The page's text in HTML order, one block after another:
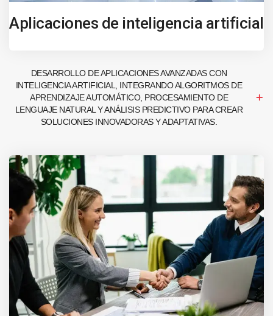
Aplicaciones de inteligencia artificial
DESARROLLO DE APLICACIONES AVANZADAS CON
INTELIGENCIA ARTIFICIAL, INTEGRANDO ALGORITMOS DE
APRENDIZAJE AUTOMÁTICO, PROCESAMIENTO DE
LENGUAJE NATURAL Y ANÁLISIS PREDICTIVO PARA CREAR
SOLUCIONES INNOVADORAS Y ADAPTATIVAS.